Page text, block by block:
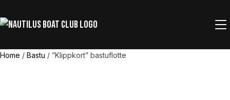
Home / Bastu / ”Klippkort” bastuflotte